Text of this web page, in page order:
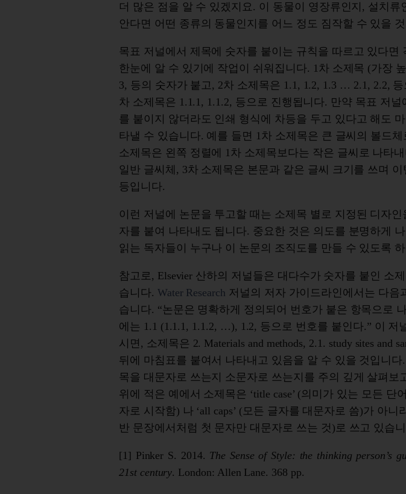
더 많은 점을 알 수 있겠지요. 이 동물이 영장류인지, 설치류
안다면 어떤 종류의 동물인지를 어느 정도 짐작할 수 있을
목표 저널에서 제목에 숫자를 붙이는 규칙을 따르고 있다면
한눈에 알 수 있기에 작업이 쉬워집니다. 1차 소제목 (가장
3, 등의 숫자가 붙고, 2차 소제목은 1.1, 1.2, 1.3 … 2.1, 2.2,
차 소제목은 1.1.1, 1.1.2, 등으로 진행됩니다. 만약 목표 저
를 붙이지 않더라도 인쇄 형식에 차등을 두고 있다고 해도
타낼 수 있습니다. 예를 들면 1차 소제목은 큰 글씨의 볼드
소제목은 왼쪽 정렬에 1차 소제목보다는 작은 글씨로 나타
일반 글씨체, 3차 소제목은 본문과 같은 글씨 크기를 쓰며
등입니다.
이런 저널에 논문을 투고할 때는 소제목 별로 지정된 디자
자를 붙여 나타내도 됩니다. 중요한 것은 의도를 분명하게
읽는 독자들이 누구나 이 논문의 조직도를 만들 수 있도록
참고로, Elsevier 산하의 저널들은 대다수가 숫자를 붙인 소
습니다. Water Research 저널의 저자 가이드라인에서는 다음
습니다. “논문은 명확하게 정의되어 번호가 붙은 항목으로
에는 1.1 (1.1.1, 1.1.2, …), 1.2, 등으로 번호를 붙인다.” 이 저
시면, 소제목은 2. Materials and methods, 2.1. study sites and
뒤에 마침표를 붙여서 나타내고 있음을 알 수 있을 것입니다
목을 대문자로 쓰는지 소문자로 쓰는지를 주의 깊게 살펴보
위에 적은 예에서 소제목은 ‘title case’ (의미가 있는 모든 단
자로 시작함) 나 ‘all caps’ (모든 글자를 대문자로 씀)가 아니라
반 문장에서처럼 첫 문자만 대문자로 쓰는 것)로 쓰고 있습
[1] Pinker S. 2014. The Sense of Style: the thinking person’s
21st century. London: Allen Lane. 368 pp.